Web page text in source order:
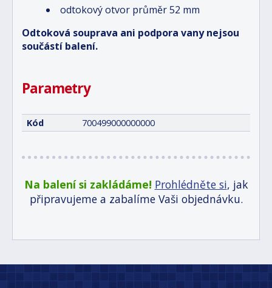
odtokový otvor průměr 52 mm
Odtoková souprava ani podpora vany nejsou
součástí balení.
Parametry
Kód 700499000000000
Na balení si zakládáme! Prohlédněte si, jak
připravujeme a zabalíme Vaši objednávku.